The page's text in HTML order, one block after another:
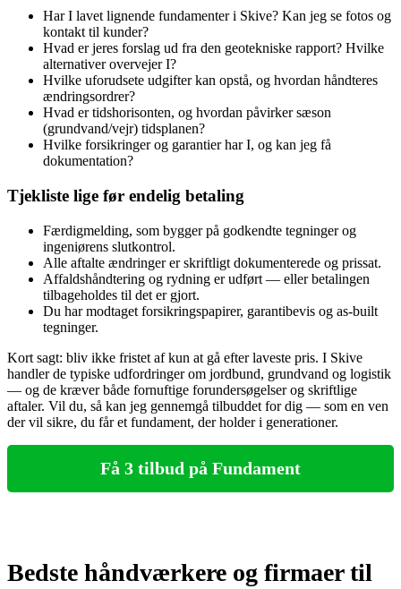
Har I lavet lignende fundamenter i Skive? Kan jeg se fotos og
kontakt til kunder?
Hvad er jeres forslag ud fra den geotekniske rapport? Hvilke
alternativer overvejer I?
Hvilke uforudsete udgifter kan opstå, og hvordan håndteres
ændringsordrer?
Hvad er tidshorisonten, og hvordan påvirker sæson
(grundvand/vejr) tidsplanen?
Hvilke forsikringer og garantier har I, og kan jeg få
dokumentation?
Tjekliste lige før endelig betaling
Færdigmelding, som bygger på godkendte tegninger og
ingeniørens slutkontrol.
Alle aftalte ændringer er skriftligt dokumenterede og prissat.
Affaldshåndtering og rydning er udført — eller betalingen
tilbageholdes til det er gjort.
Du har modtaget forsikringspapirer, garantibevis og as‑built
tegninger.
Kort sagt: bliv ikke fristet af kun at gå efter laveste pris. I Skive
handler de typiske udfordringer om jordbund, grundvand og logistik
— og de kræver både fornuftige forundersøgelser og skriftlige
aftaler. Vil du, så kan jeg gennemgå tilbuddet for dig — som en ven
der vil sikre, du får et fundament, der holder i generationer.
Få 3 tilbud på Fundament
Bedste håndværkere og firmaer til